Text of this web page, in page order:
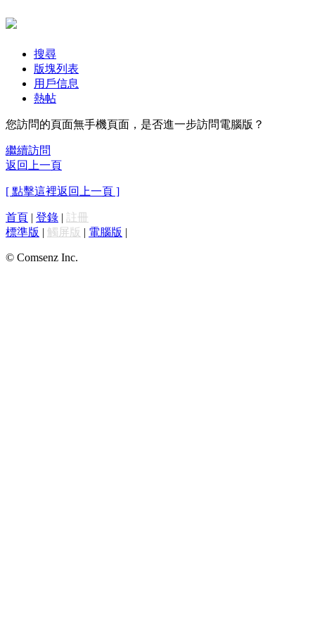
搜尋
版塊列表
用戶信息
熱帖
您訪問的頁面無手機頁面，是否進一步訪問電腦版？
繼續訪問
返回上一頁
[ 點擊這裡返回上一頁 ]
首頁 | 登錄 | 註冊
標準版 | 觸屏版 | 電腦版 |
© Comsenz Inc.